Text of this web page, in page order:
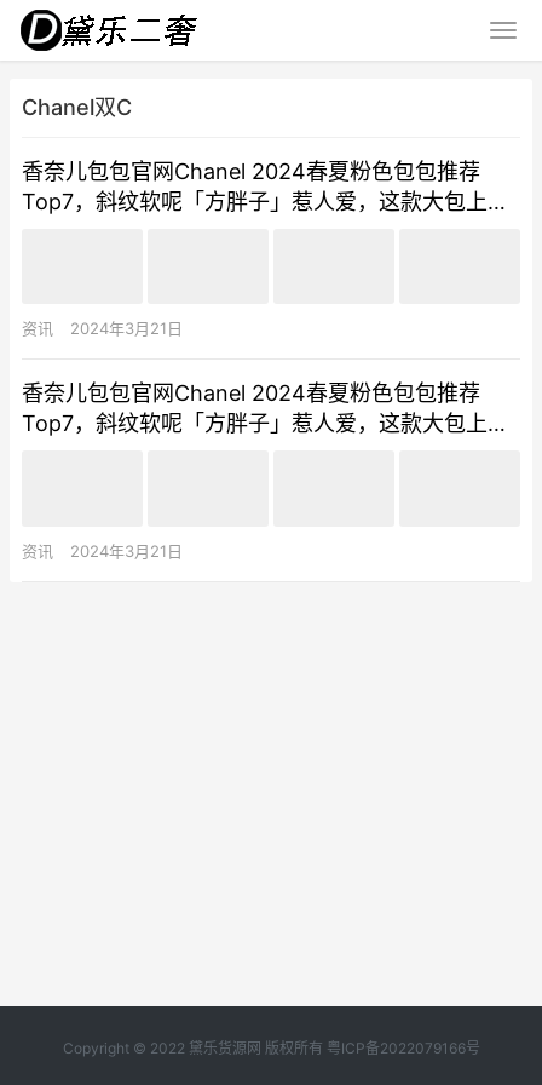
Chanel双C
香奈儿包包官网Chanel 2024春夏粉色包包推荐
Top7，斜纹软呢「方胖子」惹人爱，这款大包上班
资讯 2024年3月21日
香奈儿包包官网Chanel 2024春夏粉色包包推荐
Top7，斜纹软呢「方胖子」惹人爱，这款大包上班
资讯 2024年3月21日
Copyright © 2022 黛乐货源网 版权所有 粤ICP备2022079166号